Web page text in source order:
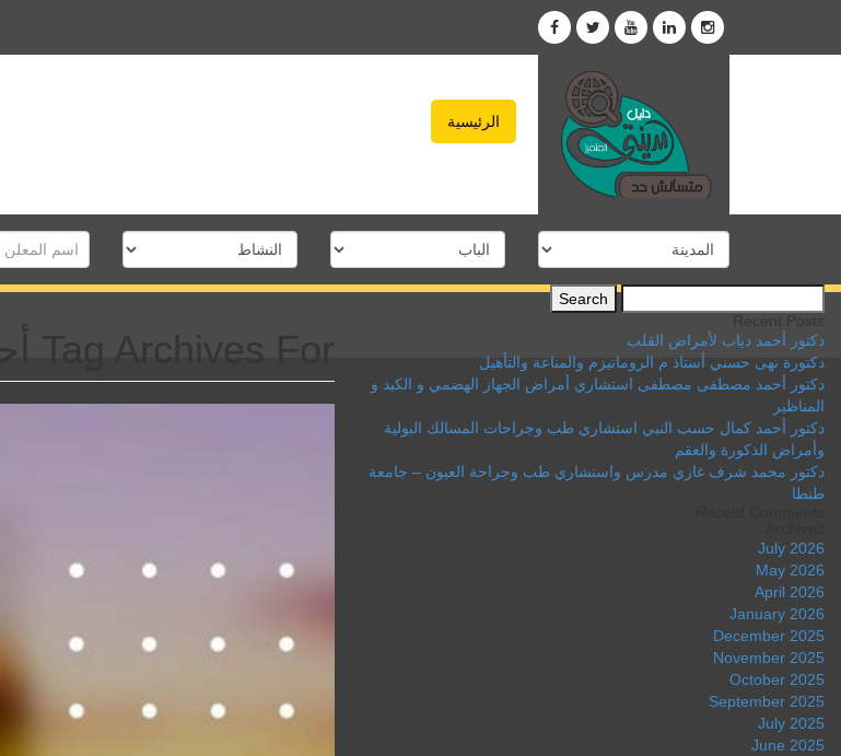
الرئيسية
Tag Archives For أحسن دكتور أسنان في القاهرة الكبرى
Search
for:
Recent Posts
دكتور أحمد دياب لأمراض القلب
دكتورة نهى حسني أستاذ م الروماتيزم والمناعة والتأهيل
دكتور أحمد مصطفى مصطفى استشاري أمراض الجهاز الهضمي و الكبد و
المناظير
دكتور أحمد كمال حسب النبي استشاري طب وجراحات المسالك البولية
وأمراض الذكورة والعقم
دكتور محمد شرف غازي مدرس واستشاري طب وجراحة العيون – جامعة
طنطا
July 2026
May 2026
April 2026
January 2026
December 2025
November 2025
October 2025
September 2025
July 2025
June 2025